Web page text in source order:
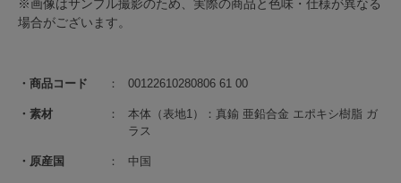
商品コード 00122610280806 61 00
素材
本体（表地1）：真鍮 亜鉛合金 エポキシ樹脂 ガ
ラス
原産国 中国
※画像はサンプル撮影のため、実際の商品と色味・仕様が異なる
場合がございます。